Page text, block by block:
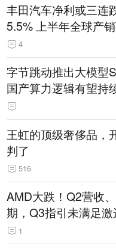
丰田汽车净利或三连
5.5% 上半年全球产
14.3万辆
4
字节跳动推出大模型
国产算力逻辑有望持
王虹的顶级奢侈品，
判了
516
AMD大跌！Q2营收
期，Q3指引未满足
1